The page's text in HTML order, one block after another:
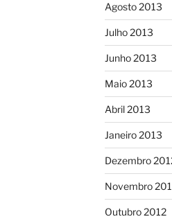
Agosto 2013
Julho 2013
Junho 2013
Maio 2013
Abril 2013
Janeiro 2013
Dezembro
Novembro
Outubro 2012